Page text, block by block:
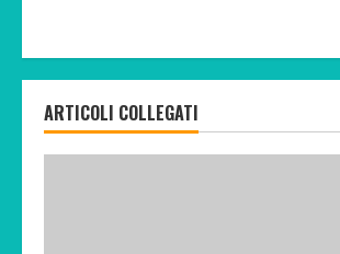
ARTICOLI COLLEGATI